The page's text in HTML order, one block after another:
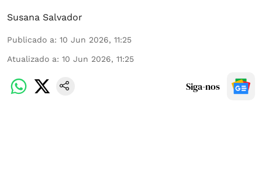
Susana Salvador
Publicado a: 10 Jun 2026, 11:25
Atualizado a: 10 Jun 2026, 11:25
Siga-nos